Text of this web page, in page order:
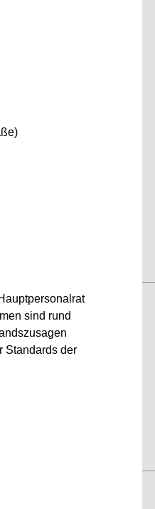
sind rund
Standards der